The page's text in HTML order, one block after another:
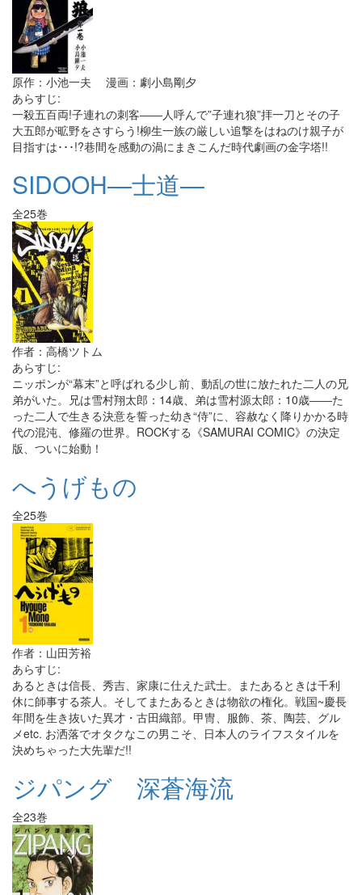
原作：小池一夫 漫画：劇小島剛夕
あらすじ:
一殺五百両!子連れの刺客――人呼んで”子連れ狼”拝一刀とその子
大五郎が昿野をさすらう!柳生一族の厳しい追撃をはねのけ親子が
目指すは･･･!?巷間を感動の渦にまきこんだ時代劇画の金字塔!!
SIDOOH―士道―
全25巻
作者：高橋ツトム
あらすじ:
ニッポンが“幕末”と呼ばれる少し前、動乱の世に放たれた二人の兄
弟がいた。兄は雪村翔太郎：14歳、弟は雪村源太郎：10歳――た
った二人で生きる決意を誓った幼き“侍”に、容赦なく降りかかる時
代の混沌、修羅の世界。ROCKする《SAMURAI COMIC》の決定
版、ついに始動！
へうげもの
全25巻
作者：山田芳裕
あらすじ:
あるときは信長、秀吉、家康に仕えた武士。またあるときは千利
休に師事する茶人。そしてまたあるときは物欲の権化。戦国~慶長
年間を生き抜いた異才・古田織部。甲冑、服飾、茶、陶芸、グル
メetc. お洒落でオタクなこの男こそ、日本人のライフスタイルを
決めちゃった大先輩だ!!
ジパング 深蒼海流
全23巻